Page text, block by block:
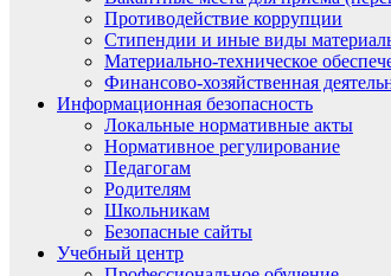
Противодействие коррупции
Стипендии и иные виды
Материально-техническое
Финансово-хозяйственная
Информационная безопасность
Локальные нормативные акты
Нормативное регулирование
Педагогам
Родителям
Школьникам
Безопасные сайты
Учебный центр